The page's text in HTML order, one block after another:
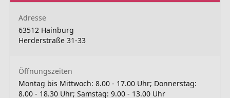
Adresse
63512 Hainburg
Herderstraße 31-33
Öffnungszeiten
Montag bis Mittwoch: 8.00 - 17.00 Uhr; Donnerstag:
8.00 - 18.30 Uhr; Samstag: 9.00 - 13.00 Uhr